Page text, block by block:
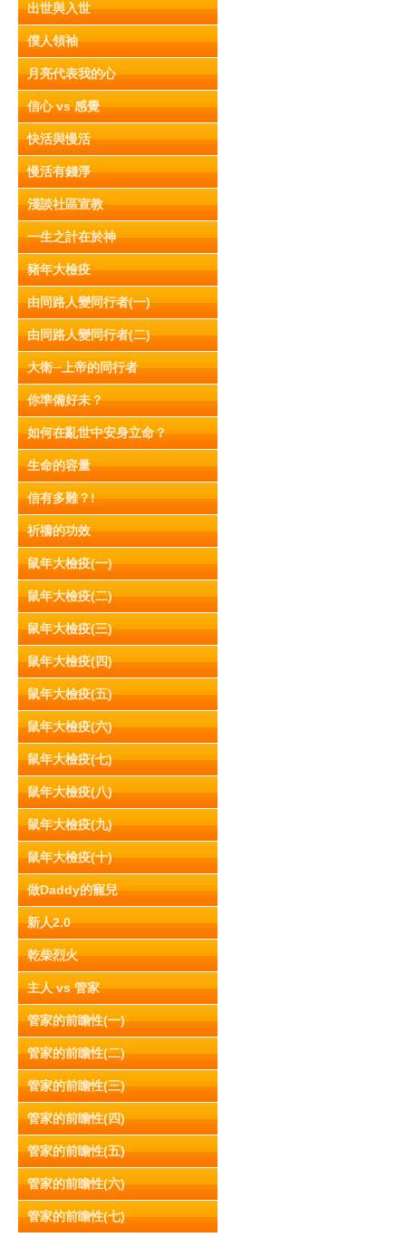
出世與入世
僕人領袖
月亮代表我的心
信心 vs 感覺
快活與慢活
慢活有錢淨
淺談社區宣教
一生之計在於神
豬年大檢疫
由同路人變同行者(一)
由同路人變同行者(二)
大衛─上帝的同行者
你準備好未？
如何在亂世中安身立命？
生命的容量
信有多難？!
祈禱的功效
鼠年大檢疫(一)
鼠年大檢疫(二)
鼠年大檢疫(三)
鼠年大檢疫(四)
鼠年大檢疫(五)
鼠年大檢疫(六)
鼠年大檢疫(七)
鼠年大檢疫(八)
鼠年大檢疫(九)
鼠年大檢疫(十)
做Daddy的寵兒
新人2.0
乾柴烈火
主人 vs 管家
管家的前瞻性(一)
管家的前瞻性(二)
管家的前瞻性(三)
管家的前瞻性(四)
管家的前瞻性(五)
管家的前瞻性(六)
管家的前瞻性(七)